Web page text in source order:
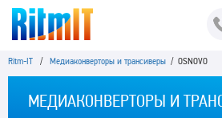
Ritm-IT / Медиаконверторы и трансиверы / OSNOVO
МЕДИАКОНВЕРТОРЫ И